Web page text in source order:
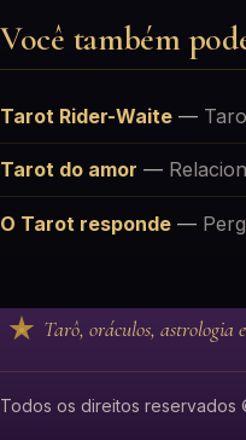
Você também
Tarot Rider-Waite —
Tarot do amor —
O Tarot responde —
Tarô, oráculos,
Todos os direitos reservados